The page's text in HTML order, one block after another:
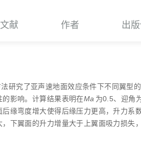
献 作者 出
研究了亚声速地面效应条件下不同翼型
影响。计算结果表明在Ma 为0.5、迎角
后缘弯度增大使得后缘压力更高，升力系
下翼面的升力增量大于上翼面吸力损失